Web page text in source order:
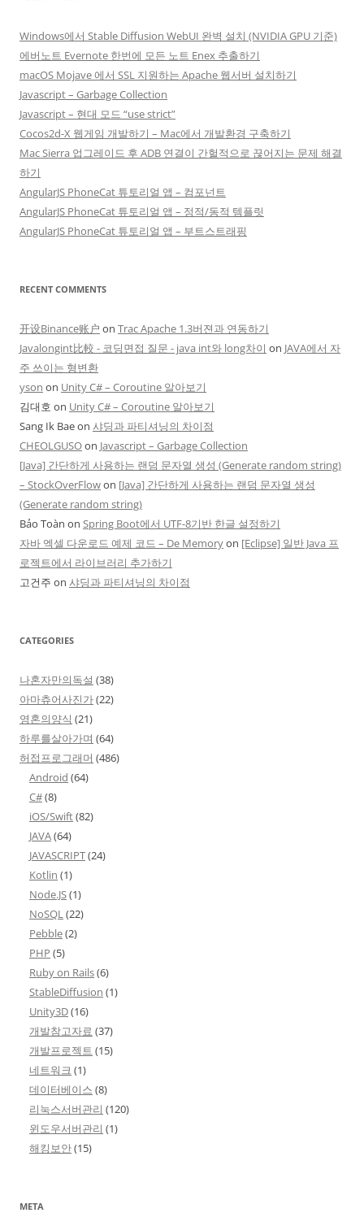
Windows에서 Stable Diffusion WebUI 완벽 설치 (NVIDIA GPU 기준)
에버노트 Evernote 한번에 모든 노트 Enex 추출하기
macOS Mojave 에서 SSL 지원하는 Apache 웹서버 설치하기
Javascript – Garbage Collection
Javascript – 현대 모드 “use strict”
Cocos2d-X 웹게임 개발하기 – Mac에서 개발환경 구축하기
Mac Sierra 업그레이드 후 ADB 연결이 간헐적으로 끊어지는 문제 해결
하기
AngularJS PhoneCat 튜토리얼 앱 – 컴포넌트
AngularJS PhoneCat 튜토리얼 앱 – 정적/동적 템플릿
AngularJS PhoneCat 튜토리얼 앱 – 부트스트래핑
RECENT COMMENTS
开设Binance账户 on Trac Apache 1.3버젼과 연동하기
Javalongint比較 - 코딩면접 질문 - java int와 long차이 on JAVA에서 자
주 쓰이는 형변환
yson on Unity C# – Coroutine 알아보기
김대호 on Unity C# – Coroutine 알아보기
Sang Ik Baeon 샤딩과 파티셔닝의 차이점
CHEOLGUSOon Javascript – Garbage Collection
[Java] 간단하게 사용하는 랜덤 문자열 생성 (Generate random string)
– StockOverFlowon [Java] 간단하게 사용하는 랜덤 문자열 생성
(Generate random string)
Bảo Toàn on Spring Boot에서 UTF-8기반 한글 설정하기
자바 엑셀 다운로드 예제 코드 – De Memoryon [Eclipse] 일반 Java 프
로젝트에서 라이브러리 추가하기
고건주 on 샤딩과 파티셔닝의 차이점
CATEGORIES
나혼자만의독설 (38)
아마츄어사진가(22)
영혼의양식 (21)
하루를살아가며 (64)
허접프로그래머 (486)
Android (64)
C#(8)
iOS/Swift(82)
JAVA(64)
JAVASCRIPT(24)
Kotlin (1)
Node.JS(1)
NoSQL(22)
Pebble(2)
PHP (5)
Ruby on Rails(6)
StableDiffusion (1)
Unity3D(16)
개발참고자료 (37)
개발프로젝트 (15)
네트워크 (1)
데이터베이스 (8)
리눅스서버관리 (120)
윈도우서버관리 (1)
해킹보안(15)
META